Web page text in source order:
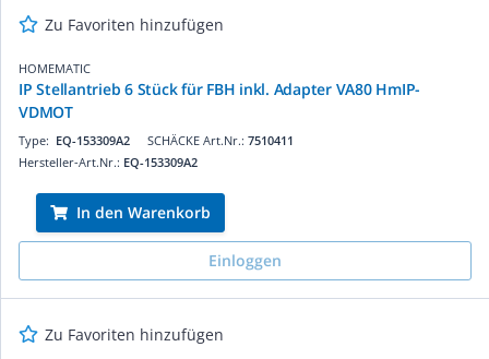
Zu Favoriten hinzufügen
HOMEMATIC
IP Stellantrieb 6 Stück für FBH inkl. Adapter VA80 HmIP-
VDMOT
SCHÄCKE Art.Nr.: 7510411
Type: EQ-153309A2
Hersteller-Art.Nr.: EQ-153309A2
In den Warenkorb
Einloggen
Zu Favoriten hinzufügen